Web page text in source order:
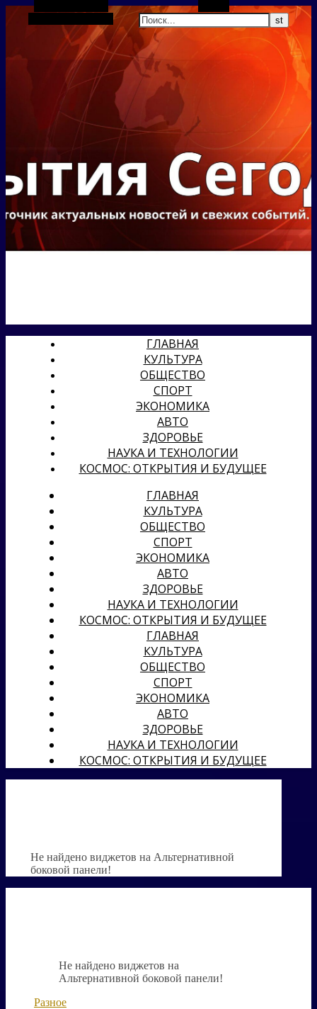
Боковая панель
ГЛАВНАЯ
КУЛЬТУРА
ОБЩЕСТВО
СПОРТ
ЭКОНОМИКА
АВТО
ЗДОРОВЬЕ
НАУКА И ТЕХНОЛОГИИ
КОСМОС: ОТКРЫТИЯ И БУДУЩЕЕ
ГЛАВНАЯ
КУЛЬТУРА
ОБЩЕСТВО
СПОРТ
ЭКОНОМИКА
АВТО
ЗДОРОВЬЕ
НАУКА И ТЕХНОЛОГИИ
КОСМОС: ОТКРЫТИЯ И БУДУЩЕЕ
ГЛАВНАЯ
КУЛЬТУРА
ОБЩЕСТВО
СПОРТ
ЭКОНОМИКА
АВТО
ЗДОРОВЬЕ
НАУКА И ТЕХНОЛОГИИ
КОСМОС: ОТКРЫТИЯ И БУДУЩЕЕ
Не найдено виджетов на Альтернативной
боковой панели!
Не найдено виджетов на
Альтернативной боковой панели!
Разное